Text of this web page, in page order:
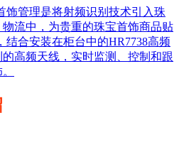
饰管理是将射频识别技术引入珠
流中，为贵重的珠宝首饰商品贴
结合安装在柜台中的HR7738高频
高频天线，实时监测、控制和跟